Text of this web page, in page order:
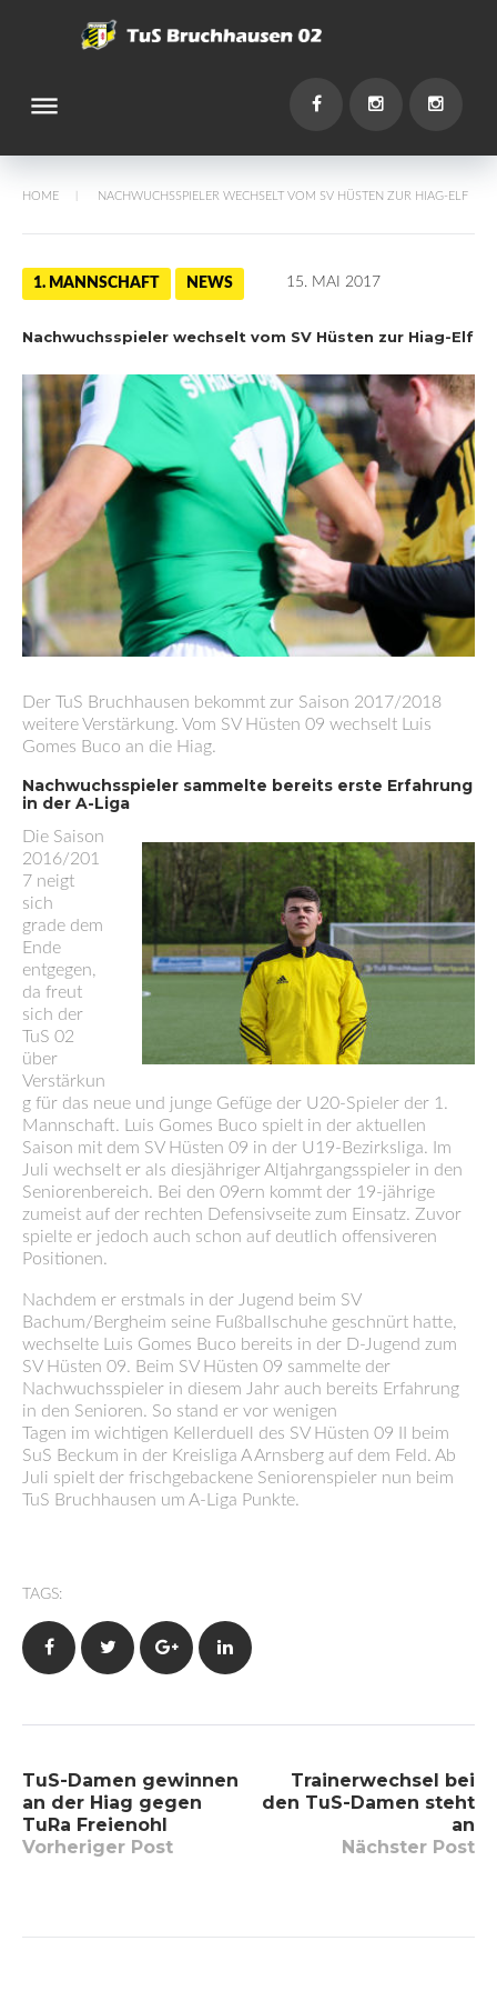
dehaze
HOME / NACHWUCHSSPIELER WECHSELT VOM SV HÜSTEN ZUR HIAG-ELF
1. MANNSCHAFT NEWS 15. MAI 2017
Nachwuchsspieler wechselt vom SV Hüsten zur Hiag-Elf
Der TuS Bruchhausen bekommt zur Saison 2017/2018
weitere Verstärkung. Vom SV Hüsten 09 wechselt Luis
Gomes Buco an die Hiag.
Nachwuchsspieler sammelte bereits erste Erfahrung
in der A-Liga
Die Saison
2016/201
7 neigt
sich
grade dem
Ende
entgegen,
da freut
sich der
TuS 02
über
Verstärkun
g für das neue und junge Gefüge der U20-Spieler der 1.
Mannschaft. Luis Gomes Buco spielt in der aktuellen
Saison mit dem SV Hüsten 09 in der U19-Bezirksliga. Im
Juli wechselt er als diesjähriger Altjahrgangsspieler in den
Seniorenbereich. Bei den 09ern kommt der 19-jährige
zumeist auf der rechten Defensivseite zum Einsatz. Zuvor
spielte er jedoch auch schon auf deutlich offensiveren
Positionen.
Nachdem er erstmals in der Jugend beim SV
Bachum/Bergheim seine Fußballschuhe geschnürt hatte,
wechselte Luis Gomes Buco bereits in der D-Jugend zum
SV Hüsten 09. Beim SV Hüsten 09 sammelte der
Nachwuchsspieler in diesem Jahr auch bereits Erfahrung
in den Senioren. So stand er vor wenigen
Tagen im wichtigen Kellerduell des SV Hüsten 09 II beim
SuS Beckum in der Kreisliga A Arnsberg auf dem Feld. Ab
Juli spielt der frischgebackene Seniorenspieler nun beim
TuS Bruchhausen um A-Liga Punkte.
TAGS:
FacebookTwitter Google+LinkedIn
TuS-Damen gewinnen
an der Hiag gegen
TuRa Freienohl
Vorheriger Post
Trainerwechsel bei
den TuS-Damen steht
an
Nächster Post